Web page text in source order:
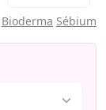
Bioderma Sébium